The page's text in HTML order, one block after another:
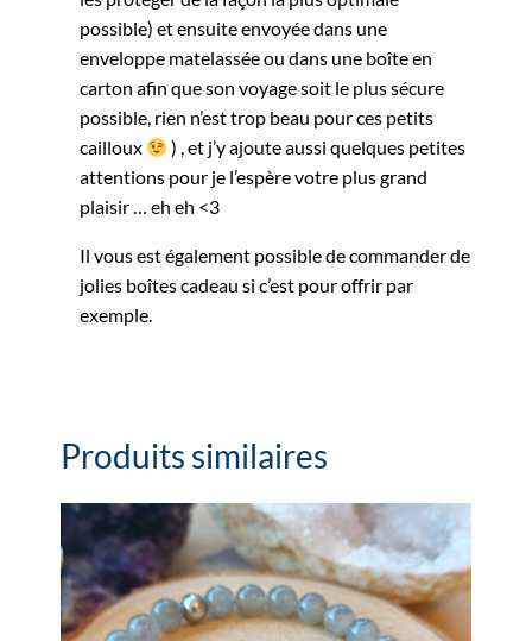
possible) et ensuite envoyée dans une
enveloppe matelassée ou dans une boîte en
carton afin que son voyage soit le plus sécure
possible, rien n’est trop beau pour ces petits
cailloux
) , et j’y ajoute aussi quelques petites
attentions pour je l’espère votre plus grand
plaisir … eh eh <3
Il vous est également possible de commander de
jolies boîtes cadeau si c’est pour offrir par
exemple.
Produits similaires